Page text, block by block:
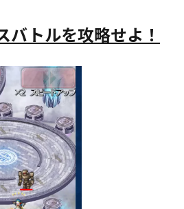
バトルを攻略せよ！